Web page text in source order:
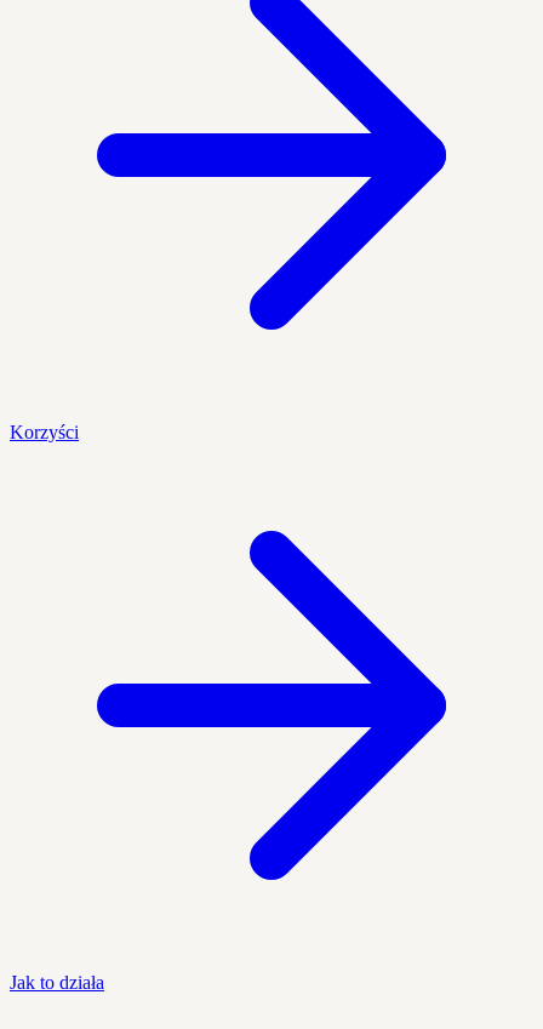
Korzyści
Jak to działa